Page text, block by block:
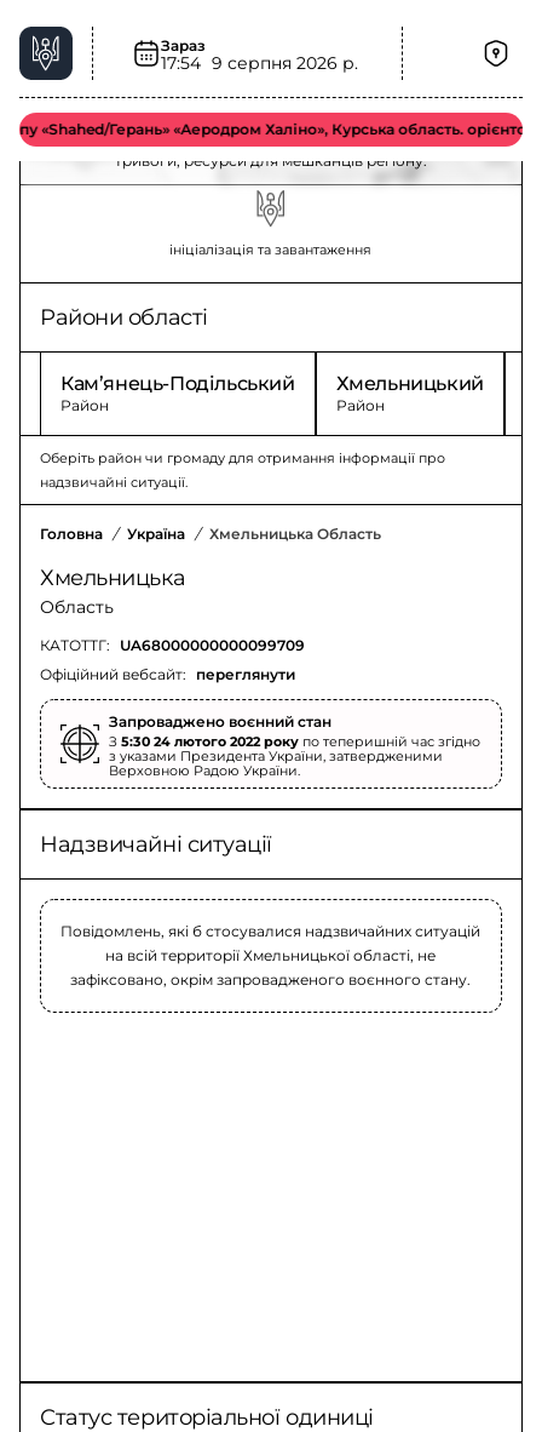
Зараз
17:54 9 серпня 2026 р.
Герань» «Аеродром Халіно», Курська область.
Хмельницька область – ситуація та безпека
Актуальна інформація у Хмельницькій області: безпека,
тривоги, ресурси для мешканців регіону.
ініціалізація та завантаження
Райони області
Кам’янець-Подільський
Район
Хмельницький
Район
Оберіть район чи громаду для отримання інформації про
надзвичайні ситуації.
Головна / Україна / Хмельницька Область
Хмельницька
Область
КАТОТТГ:
UA68000000000099709
Офіційний вебсайт:
переглянути
Запроваджено воєнний стан
З 5:30 24 лютого 2022 року по теперишній час згідно
з указами Президента України, затвердженими
Верховною Радою України.
Надзвичайні ситуації
Повідомлень, які б стосувалися надзвичайних ситуацій
на всій территорії Хмельницької області, не
зафіксовано, окрім запровадженого воєнного стану.
Статус територіальної одиниці